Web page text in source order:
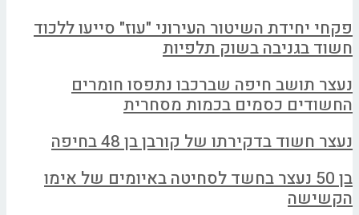
פקחי יחידת השיטור העירוני "עוז" סייעו ללכוד
חשוד בגניבה בשוק תלפיות
נעצר תושב חיפה שברכבו נתפסו חומרים
החשודים כסמים בכמות מסחרית
נעצר חשוד בדקירתו של קורבן בן 48 בחיפה
בן 50 נעצר בחשד לסחיטה באיומים של אימו
הקשישה